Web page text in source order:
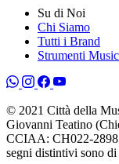
Su di Noi
Chi Siamo
Tutti i Brand
Strumenti
© 2021 Città della
Giovanni Teatino
CCIAA: CH022-2898
segni distintivi sono